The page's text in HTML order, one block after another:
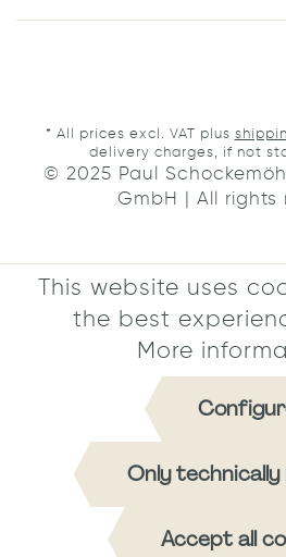
* All prices excl. VAT plus
delivery charges, if not
© 2025 Paul
GmbH | All rights
This website uses
the best
More
Only
Accept all